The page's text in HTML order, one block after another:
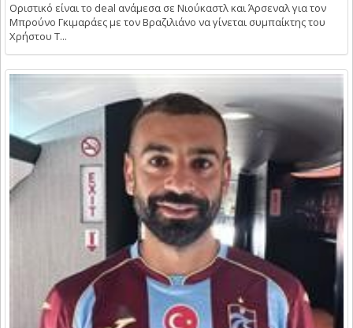
Οριστικό είναι το deal ανάμεσα σε Νιούκαστλ και Άρσεναλ για τον
Μπρούνο Γκιμαράες με τον Βραζιλιάνο να γίνεται συμπαίκτης του
Χρήστου Τ...